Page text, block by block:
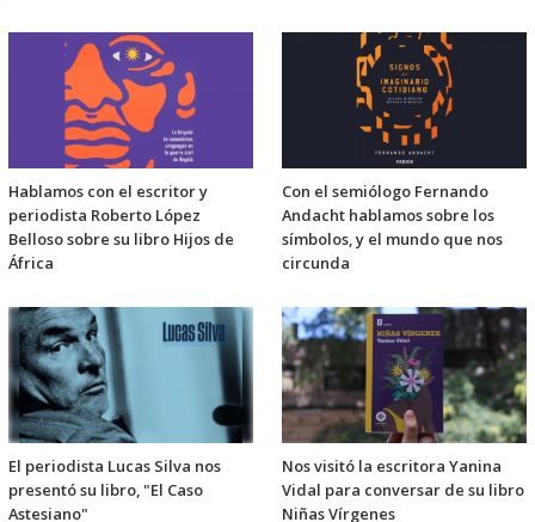
Hablamos con el escritor y
periodista Roberto López
Belloso sobre su libro Hijos de
África
Con el semiólogo Fernando
Andacht hablamos sobre los
símbolos, y el mundo que nos
circunda
El periodista Lucas Silva nos
presentó su libro, "El Caso
Astesiano"
Nos visitó la escritora Yanina
Vidal para conversar de su libro
Niñas Vírgenes